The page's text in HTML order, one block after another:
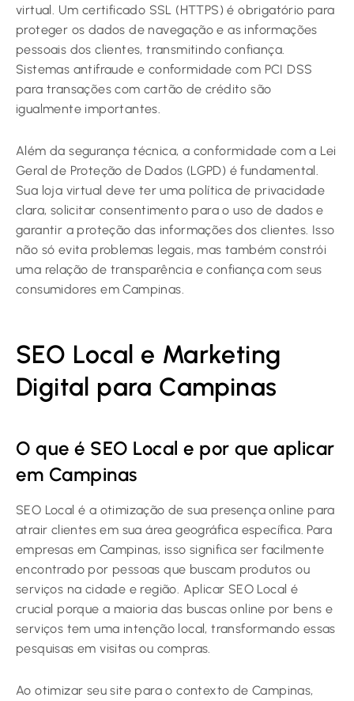
virtual. Um certificado SSL (HTTPS) é obrigatório para
proteger os dados de navegação e as informações
pessoais dos clientes, transmitindo confiança.
Sistemas antifraude e conformidade com PCI DSS
para transações com cartão de crédito são
igualmente importantes.
Além da segurança técnica, a conformidade com a Lei
Geral de Proteção de Dados (LGPD) é fundamental.
Sua loja virtual deve ter uma política de privacidade
clara, solicitar consentimento para o uso de dados e
garantir a proteção das informações dos clientes. Isso
não só evita problemas legais, mas também constrói
uma relação de transparência e confiança com seus
consumidores em Campinas.
SEO Local e Marketing
Digital para Campinas
O que é SEO Local e por que aplicar
em Campinas
SEO Local é a otimização de sua presença online para
atrair clientes em sua área geográfica específica. Para
empresas em Campinas, isso significa ser facilmente
encontrado por pessoas que buscam produtos ou
serviços na cidade e região. Aplicar SEO Local é
crucial porque a maioria das buscas online por bens e
serviços tem uma intenção local, transformando essas
pesquisas em visitas ou compras.
Ao otimizar seu site para o contexto de Campinas,